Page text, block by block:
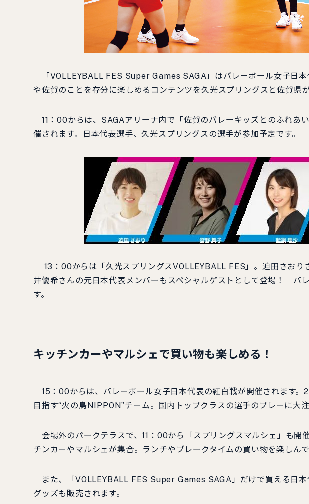
「VOLLEYBALL FES Super Games SAGA」はバレーボール女子日
や佐賀のことを存分に楽しめるコンテンツを久光スプリングスと佐賀県
11：00からは、SAGAアリーナ内で「佐賀のバレーキッズとのふれあ
催されます。日本代表選手、久光スプリングスの選手が参加予定です。
13：00からは「久光スプリングスVOLLEYBALL FES」。迫田さおり
井優希さんの元日本代表メンバーもスペシャルゲストとして登場！ バ
す。
キッチンカーやマルシェで買い物も楽しめる！
15：00からは、バレーボール女子日本代表の紅白戦が開催されます
目指す“火の鳥NIPPON”チーム。国内トップクラスの選手のプレーに大注
会場外のパークテラスで、11：00から「スプリングスマルシェ」も
チンカーやマルシェが集合。ランチやブレークタイムの買い物を楽しん
また、「VOLLEYBALL FES Super Games SAGA」だけで買える日
グッズも販売されます。